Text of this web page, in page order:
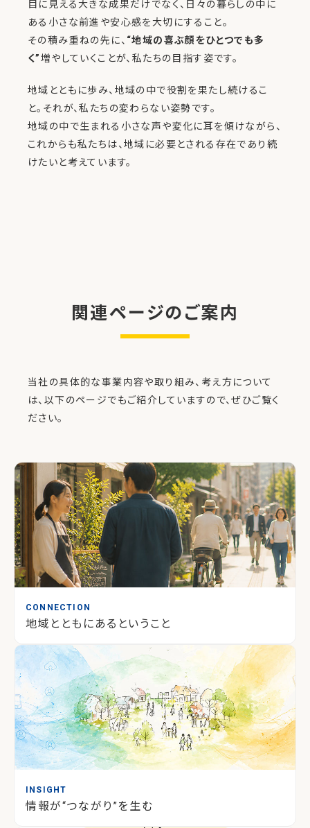
目に見える大きな成果だけでなく、日々の暮らしの中に
ある小さな前進や安心感を大切にすること。
その積み重ねの先に、 “地域の喜ぶ顔をひとつでも多
く”増やしていくことが、私たちの目指す姿です。
地域とともに歩み、地域の中で役割を果たし続けるこ
と。それが、私たちの変わらない姿勢です。
地域の中で生まれる小さな声や変化に耳を傾けながら、
これからも私たちは、地域に必要とされる存在であり続
けたいと考えています。
関連ページのご案内
当社の具体的な事業内容や取り組み、考え方について
は、以下のページでもご紹介していますので、ぜひご覧く
ださい。
CONNECTION
地域とともにあるということ
INSIGHT
情報が“つながり”を生む